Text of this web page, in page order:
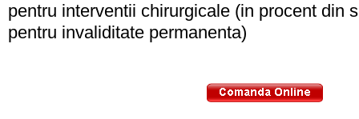
pentru interventii chirurgicale (in procent din
pentru invaliditate permanenta)